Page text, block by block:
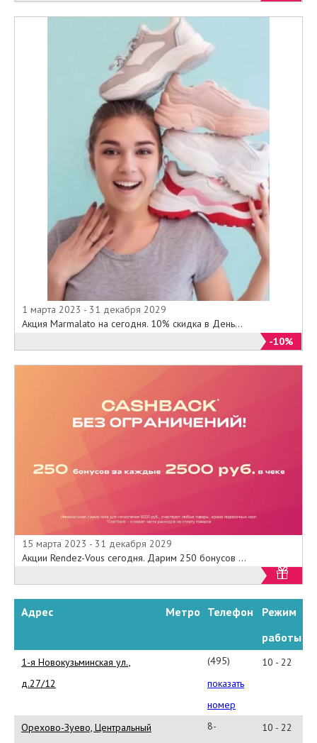
1 марта 2023 - 31 декабря 2029
Акция Marmalato на сегодня. 10% скидка в День...
-10%
15 марта 2023 - 31 декабря 2029
Акции Rendez-Vous сегодня. Дарим 250 бонусов ...
Адрес Метро Телефон
Режим
работы
1-я Новокузьминская ул.,
д.27/12
(495)
371-
40-
94
показать
номер
10 - 22
Орехово-Зуево, Центральный
8-
10 - 22